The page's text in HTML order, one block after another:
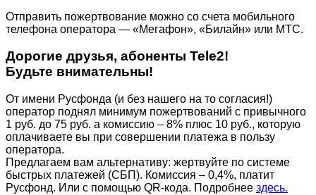
Отправить пожертвование можно со счета мобильного
телефона оператора — «Мегафон», «Билайн» или МТС.
Дорогие друзья, абоненты Tele2!
Будьте внимательны!
От имени Русфонда (и без нашего на то согласия!)
оператор поднял минимум пожертвований с привычного
1 руб. до 75 руб. а комиссию – 8% плюс 10 руб., которую
оплачиваете вы при совершении платежа в пользу
оператора.
Предлагаем вам альтернативу: жертвуйте по cистеме
быстрых платежей (СБП). Комиссия – 0,4%, платит
Русфонд. Или с помощью QR-кода. Подробнее здесь.